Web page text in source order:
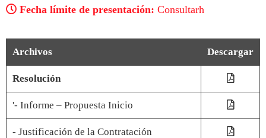
Fecha límite de presentación: Consultarh
Archivos Descargar
Resolución
'- Informe – Propuesta Inicio
- Justificación de la Contratación